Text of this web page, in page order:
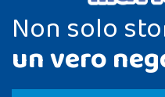
Non solo
un vero